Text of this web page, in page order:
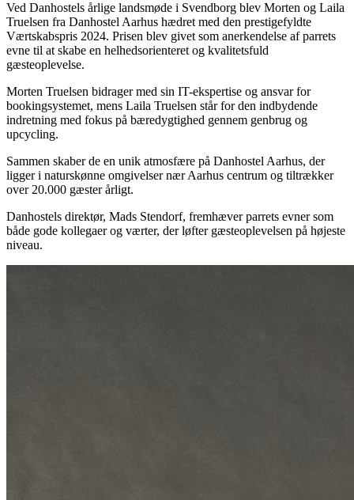
Ved Danhostels årlige landsmøde i Svendborg blev Morten og Laila
Truelsen fra Danhostel Aarhus hædret med den prestigefyldte
Værtskabspris 2024. Prisen blev givet som anerkendelse af parrets
evne til at skabe en helhedsorienteret og kvalitetsfuld
gæsteoplevelse.
Morten Truelsen bidrager med sin IT-ekspertise og ansvar for
bookingsystemet, mens Laila Truelsen står for den indbydende
indretning med fokus på bæredygtighed gennem genbrug og
upcycling.
Sammen skaber de en unik atmosfære på Danhostel Aarhus, der
ligger i naturskønne omgivelser nær Aarhus centrum og tiltrækker
over 20.000 gæster årligt.
Danhostels direktør, Mads Stendorf, fremhæver parrets evner som
både gode kollegaer og værter, der løfter gæsteoplevelsen på højeste
niveau.